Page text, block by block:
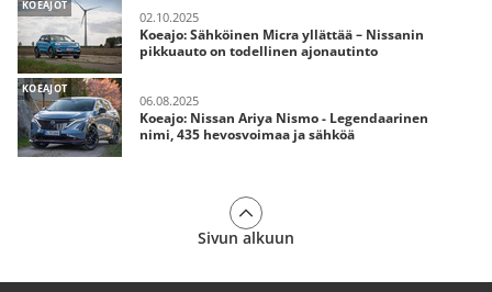
KOEAJOT
02.10.2025
Koeajo: Sähköinen Micra yllättää – Nissanin
pikkuauto on todellinen ajonautinto
KOEAJOT
06.08.2025
Koeajo: Nissan Ariya Nismo - Legendaarinen
nimi, 435 hevosvoimaa ja sähköä
Sivun alkuun